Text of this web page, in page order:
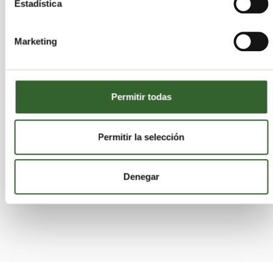
Estadística
Marketing
Permitir todas
Permitir la selección
Denegar